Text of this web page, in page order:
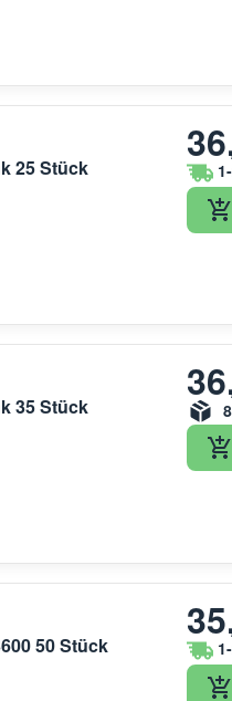
25 Stück
35 Stück
50 Stück